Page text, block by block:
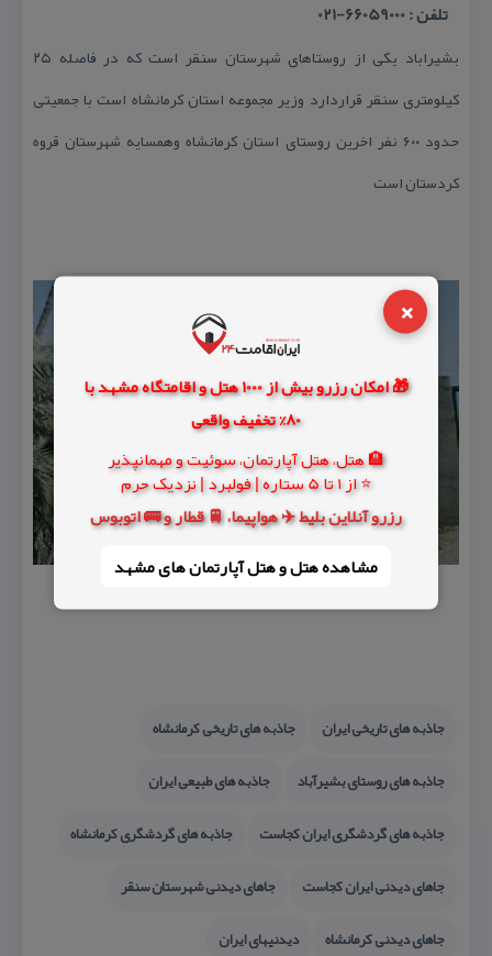
×
🎁 امکان رزرو بیش از 1000 هتل و اقامتگاه مشهد با
80% تخفیف واقعی
🏨 هتل، هتل آپارتمان، سوئیت و مهمانپذیر
⭐ از 1 تا 5 ستاره | فولبرد | نزدیک حرم
رزرو آنلاین بلیط ✈️ هواپیما، 🚆 قطار و 🚌 اتوبوس
مشاهده هتل و هتل‌ آپارتمان های مشهد
تلفن : 66059000-021
بشیراباد یكی از روستاهای شهرستان سنقر است كه در فاصله ۲۵
كیلومتری سنقر قراردارد وزیر مجموعه استان كرمانشاه است با جمعیتی
حدود ۶۰۰ نفر اخرین روستای استان كرمانشاه وهمسایه شهرستان قروه
كردستان است
جاذبه های تاریخی ایران
جاذبه های تاریخی كرمانشاه
جاذبه های روستای بشیرآباد
جاذبه های طبیعی ایران
جاذبه های گردشگری ایران كجاست
جاذبه های گردشگری كرمانشاه
جاهای دیدنی ایران كجاست
جاهای دیدنی شهرستان سنقر
جاهای دیدنی كرمانشاه
دیدنیهای ایران